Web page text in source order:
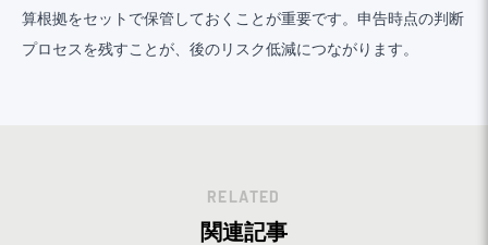
算根拠をセットで保管しておくことが重要です。申告時点の判断
プロセスを残すことが、後のリスク低減につながります。
RELATED
関連記事